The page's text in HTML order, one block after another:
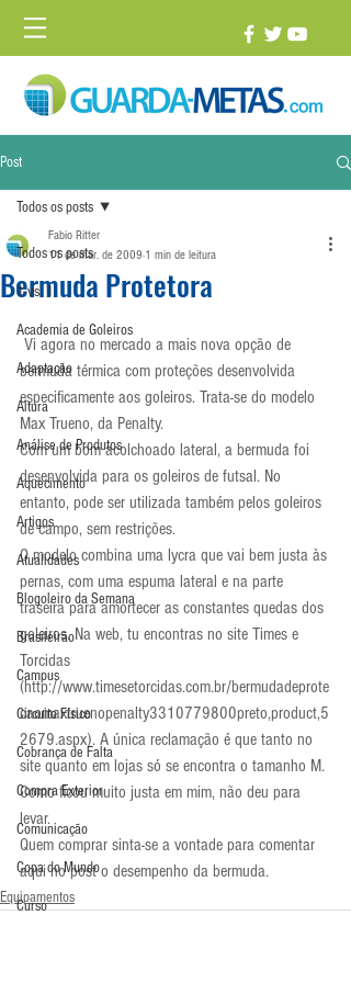
Post
Todos os posts
1 vs. 1
Academia de Goleiros
Adaptação
Altura
Análise de Produtos
Aquecimento
Artigos
Atualidades
Blogoleiro da Semana
Brasileirão
Campus
Circuito Físico
Cobrança de Falta
Compra Exterior
Comunicação
Copa do Mundo
Curso
Todos os posts
Bermuda Protetora
Fabio Ritter
11 de mar. de 2009 1 min de leitura
bermuda térmica com proteções desenvolvida
especificamente aos goleiros. Trata-se do modelo
Max Trueno, da Penalty.
Com um bom acolchoado lateral, a bermuda foi
desenvolvida para os goleiros de futsal. No
entanto, pode ser utilizada também pelos goleiros
de campo, sem restrições.
O modelo combina uma lycra que vai bem justa às
pernas, com uma espuma lateral e na parte
traseira para amortecer as constantes quedas dos
goleiros. Na web, tu encontras no site Times e
Torcidas
(http://www.timesetorcidas.com.br/bermudadeprote
caomaxtruenopenalty3310779800preto,product,5
2679.aspx). A única reclamação é que tanto no
site quanto em lojas só se encontra o tamanho M.
Como ficou muito justa em mim, não deu para
levar.
Quem comprar sinta-se a vontade para comentar
aqui no post o desempenho da bermuda.
Equipamentos